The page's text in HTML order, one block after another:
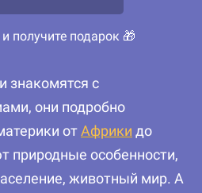
получите подарок 🎁
знакомятся с
они подробно
отАфрики до
природные особенности,
животный мир. А